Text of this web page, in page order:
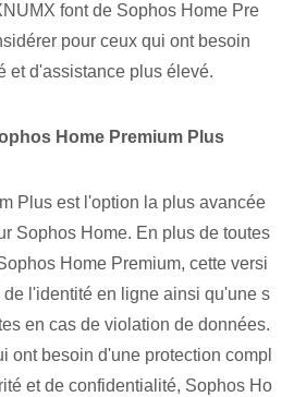
font de Sophos Home Pre
pour ceux qui ont besoin
et d'assistance plus élevé.
Home Premium Plus
Plus est l'option‌ la plus avancée
‍Sophos⁢ Home. En plus de toutes
Home Premium, cette versi
l'identité en ligne ainsi qu'une s
en cas de violation de données.
ont besoin d'une protection compl
et de confidentialité, Sophos Ho